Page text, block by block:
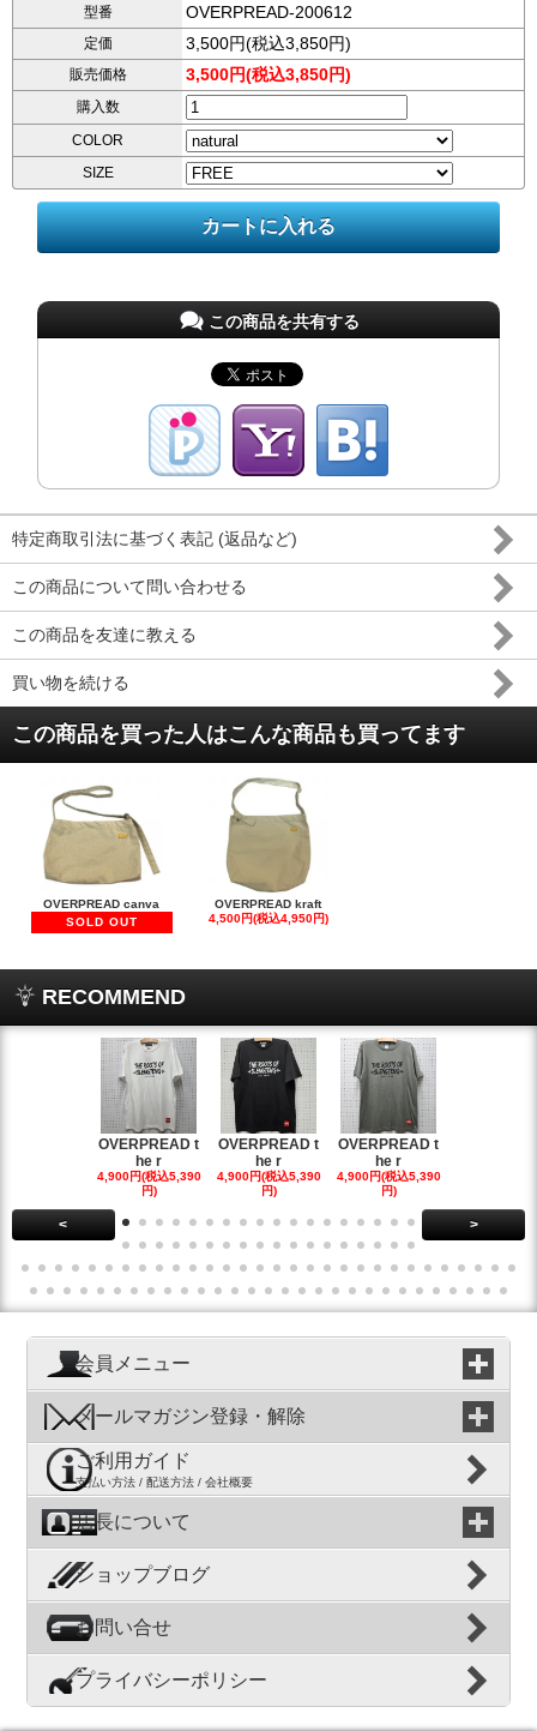
型番 OVERPREAD-200612
定価 3,500円(税込3,850円)
販売価格 3,500円(税込3,850円)
購入数
COLOR
SIZE
この商品を共有する
特定商取引法に基づく表記 (返品など)
この商品について問い合わせる
この商品を友達に教える
買い物を続ける
この商品を買った人はこんな商品も買ってます
OVERPREAD canva
SOLD OUT
OVERPREAD kraft
4,500円(税込4,950円)
RECOMMEND
OVERPREAD t
he r
4,900円(税込5,390
円)
OVERPREAD t
he r
4,900円(税込5,390
円)
OVERPREAD t
he r
4,900円(税込5,390
円)
< >
会員メニュー
メールマガジン登録・解除
ご利用ガイド
支払い方法 / 配送方法 / 会社概要
店長について
ショップブログ
お問い合せ
プライバシーポリシー